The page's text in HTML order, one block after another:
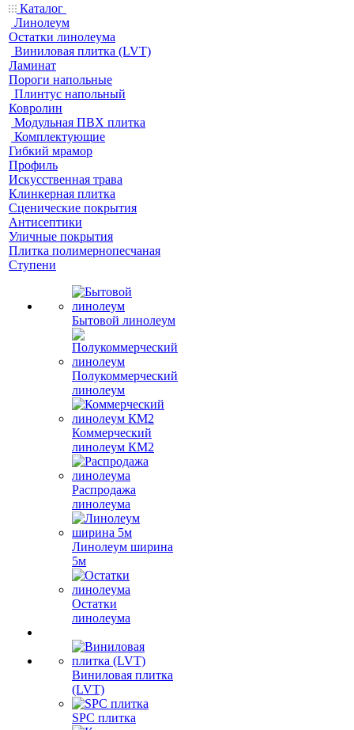
Каталог
Линолеум
Остатки линолеума
Виниловая плитка (LVT)
Ламинат
Пороги напольные
Плинтус напольный
Ковролин
Модульная ПВХ плитка
Комплектующие
Гибкий мрамор
Профиль
Искусственная трава
Клинкерная плитка
Сценические покрытия
Антисептики
Уличные покрытия
Плитка полимернопесчаная
Ступени
Бытовой линолеум
Полукоммерческий
линолеум
Коммерческий
линолеум КМ2
Распродажа
линолеума
Линолеум ширина
5м
Остатки
линолеума
Виниловая плитка
(LVT)
SPC плитка